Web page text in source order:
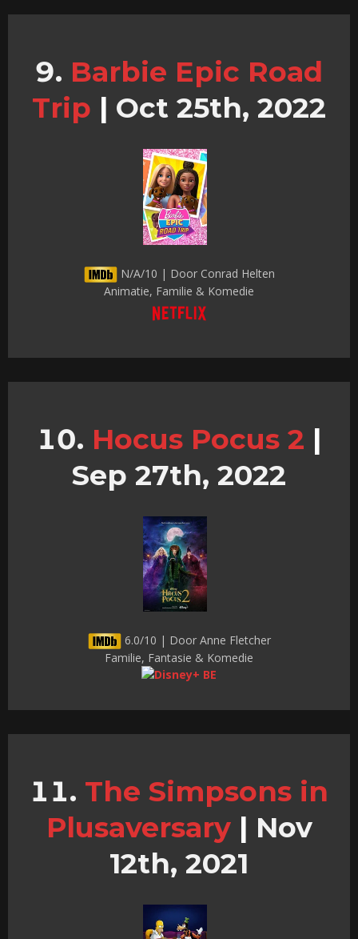
Barbie Epic Road
Trip | Oct 25th, 2022
N/A/10 | Door Conrad Helten
Animatie, Familie & Komedie
Hocus Pocus 2 |
Sep 27th, 2022
6.0/10 | Door Anne Fletcher
Familie, Fantasie & Komedie
The Simpsons in
Plusaversary | Nov
12th, 2021